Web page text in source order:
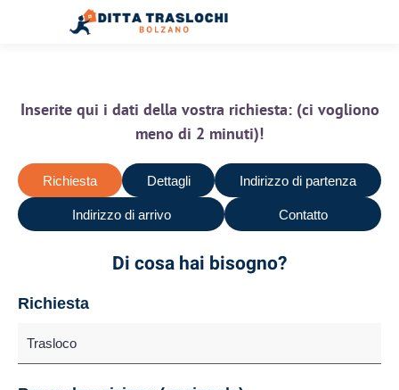
Inserite qui i dati della vostra richiesta: (ci vogliono
meno di 2 minuti)!
Richiesta Dettagli Indirizzo di partenza
Indirizzo di arrivo Contatto
Di cosa hai bisogno?
Richiesta